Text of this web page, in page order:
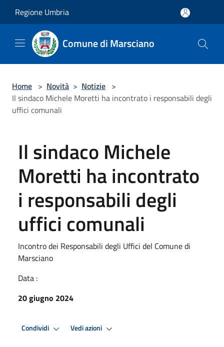
Regione Umbria
Comune di Marsciano
Home > Novità > Notizie >
Il sindaco Michele Moretti ha incontrato i responsabili degli
uffici comunali
Il sindaco Michele
Moretti ha incontrato
i responsabili degli
uffici comunali
Incontro dei Responsabili degli Uffici del Comune di
Marsciano
Data :
20 giugno 2024
Condividi Vedi azioni